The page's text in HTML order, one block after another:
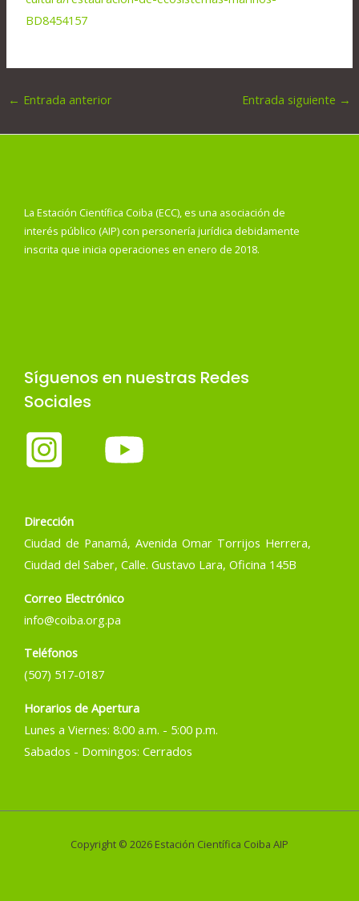
BD8454157
← Entrada anterior Entrada siguiente →
La Estación Científica Coiba (ECC), es una asociación de
interés público (AIP) con personería jurídica debidamente
inscrita que inicia operaciones en enero de 2018.
Síguenos en nuestras Redes
Sociales
Dirección
Ciudad de Panamá, Avenida Omar Torrijos Herrera,
Ciudad del Saber, Calle. Gustavo Lara, Oficina 145B
Correo Electrónico
info@coiba.org.pa
Teléfonos
(507) 517-0187
Horarios de Apertura
Lunes a Viernes: 8:00 a.m. - 5:00 p.m.
Sabados - Domingos: Cerrados
Copyright © 2026 Estación Científica Coiba AIP